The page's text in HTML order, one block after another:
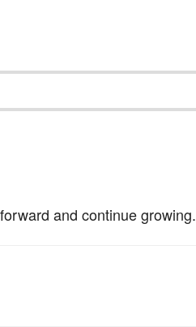
and continue growing.